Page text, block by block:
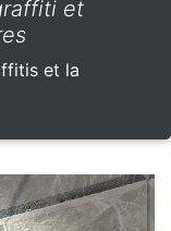
et
et la